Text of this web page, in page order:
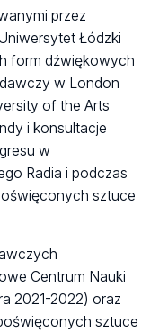
przez
Łódzki
form dźwiękowych
w London
of the Arts
i konsultacje
w
Radia i podczas
sztuce
Centrum Nauki
2021-2022) oraz
sztuce